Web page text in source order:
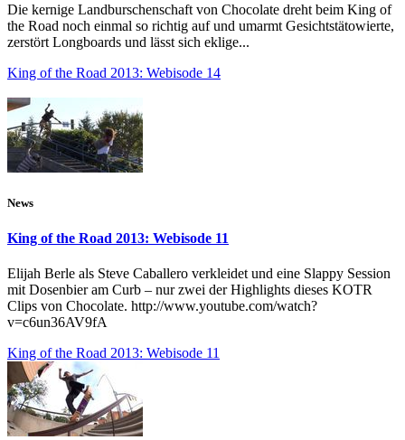
Die kernige Landburschenschaft von Chocolate dreht beim King of
the Road noch einmal so richtig auf und umarmt Gesichtstätowierte,
zerstört Longboards und lässt sich eklige...
King of the Road 2013: Webisode 14
News
King of the Road 2013: Webisode 11
Elijah Berle als Steve Caballero verkleidet und eine Slappy Session
mit Dosenbier am Curb – nur zwei der Highlights dieses KOTR
Clips von Chocolate. http://www.youtube.com/watch?
v=c6un36AV9fA
King of the Road 2013: Webisode 11